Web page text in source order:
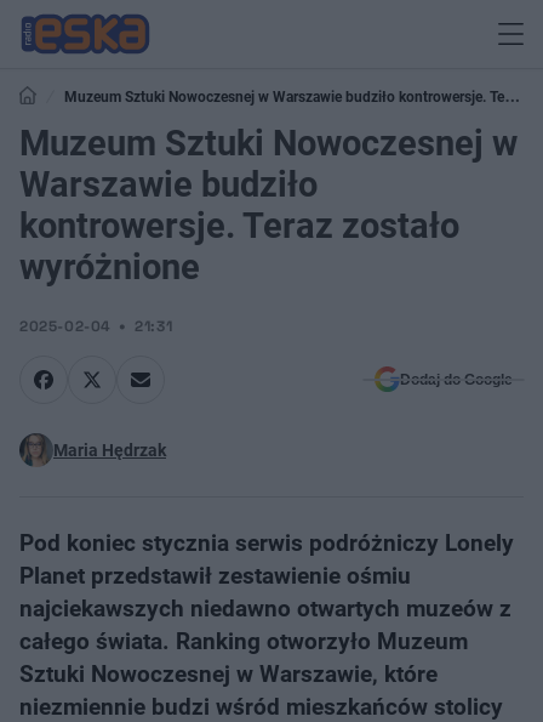
Muzeum Sztuki Nowoczesnej w Warszawie budziło kontrowersje. Teraz
zostało wyróżnione
Muzeum Sztuki Nowoczesnej w
Warszawie budziło
kontrowersje. Teraz zostało
wyróżnione
2025-02-04 21:31
Dodaj do Google
Maria Hędrzak
Pod koniec stycznia serwis podróżniczy Lonely
Planet przedstawił zestawienie ośmiu
najciekawszych niedawno otwartych muzeów z
całego świata. Ranking otworzyło Muzeum
Sztuki Nowoczesnej w Warszawie, które
niezmiennie budzi wśród mieszkańców stolicy